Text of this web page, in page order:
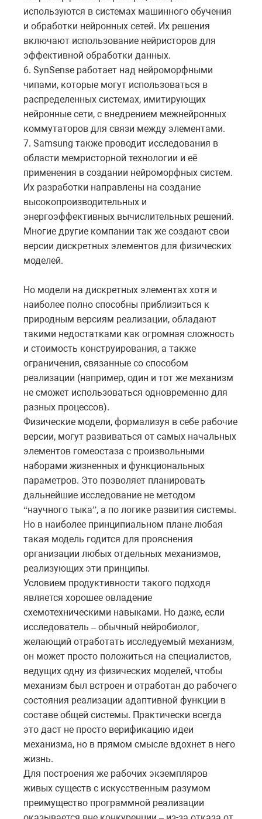
используются в системах машинного обучения
и обработки нейронных сетей. Их решения
включают использование нейристоров для
эффективной обработки данных.
6. SynSense работает над нейроморфными
чипами, которые могут использоваться в
распределенных системах, имитирующих
нейронные сети, с внедрением межнейронных
коммутаторов для связи между элементами.
7. Samsung также проводит исследования в
области мемристорной технологии и её
применения в создании нейроморфных систем.
Их разработки направлены на создание
высокопроизводительных и
энергоэффективных вычислительных решений.
Многие другие компании так же создают свои
версии дискретных элементов для физических
моделей.
Но модели на дискретных элементах хотя и
наиболее полно способны приблизиться к
природным версиям реализации, обладают
такими недостатками как огромная сложность
и стоимость конструирования, а также
ограничения, связанные со способом
реализации (например, один и тот же механизм
не сможет использоваться одновременно для
разных процессов).
Физические модели, формализуя в себе рабочие
версии, могут развиваться от самых начальных
элементов гомеостаза с произвольными
наборами жизненных и функциональных
параметров. Это позволяет планировать
дальнейшие исследование не методом
“научного тыка”, а по логике развития системы.
Но в наиболее принципиальном плане любая
такая модель годится для прояснения
организации любых отдельных механизмов,
реализующих эти принципы.
Условием продуктивности такого подходя
является хорошее овладение
схемотехническими навыками. Но даже, если
исследователь – обычный нейробиолог,
желающий отработать исследуемый механизм,
он может просто положиться на специалистов,
ведущих одну из физических моделей, чтобы
механизм был встроен и отработан до рабочего
состояния реализации адаптивной функции в
составе общей системы. Практически всегда
это даст не просто верификацию идеи
механизма, но в прямом смысле вдохнет в него
жизнь.
Для построения же рабочих экземпляров
живых существ с искусственным разумом
преимущество программной реализации